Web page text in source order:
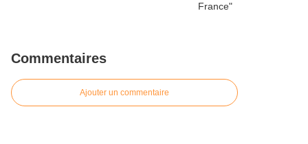
Commentaires
Ajouter un commentaire